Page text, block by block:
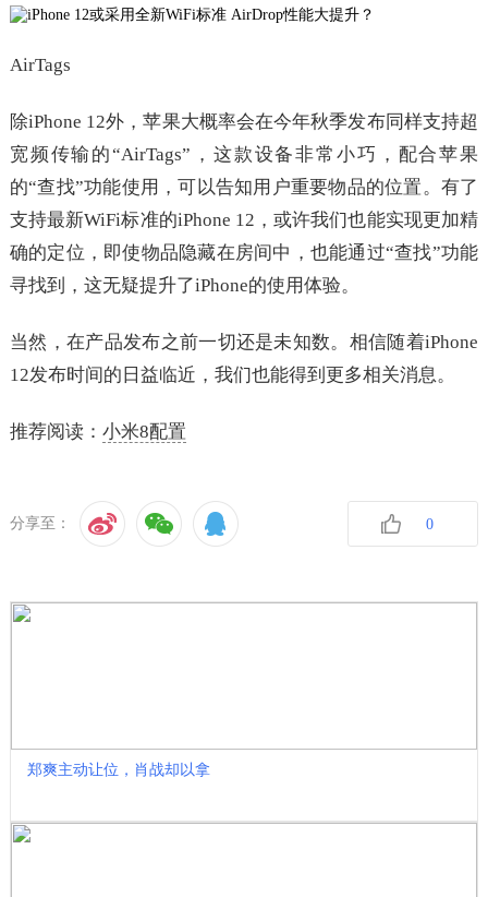
AirTags
除iPhone 12外，苹果大概率会在今年秋季发布同样支持超
宽频传输的“AirTags”，这款设备非常小巧，配合苹果
的“查找”功能使用，可以告知用户重要物品的位置。有了
支持最新WiFi标准的iPhone 12，或许我们也能实现更加精
确的定位，即使物品隐藏在房间中，也能通过“查找”功能
寻找到，这无疑提升了iPhone的使用体验。
当然，在产品发布之前一切还是未知数。相信随着iPhone
12发布时间的日益临近，我们也能得到更多相关消息。
推荐阅读： 小米8配置
分享至： 0
郑爽主动让位，肖战却以拿